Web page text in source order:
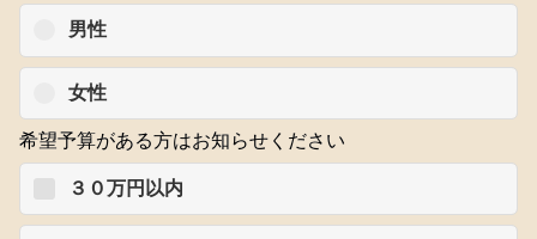
男性
女性
希望予算がある方はお知らせください
３０万円以内